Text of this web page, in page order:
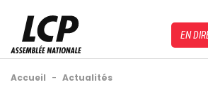
contenu
principal
Direct
EN
Fil
Accueil - Actualités